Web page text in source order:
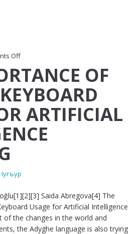
Offon
IMPORTANCE
OF
ADYGHE
KEYBOARD
USAGE
FOR
ARTIFICIAL
OF
ARTIFICIAL
Saida Abregova[4] The
Usage for Artificial Intelligence
of the changes in the world and
the Adyghe language is also trying